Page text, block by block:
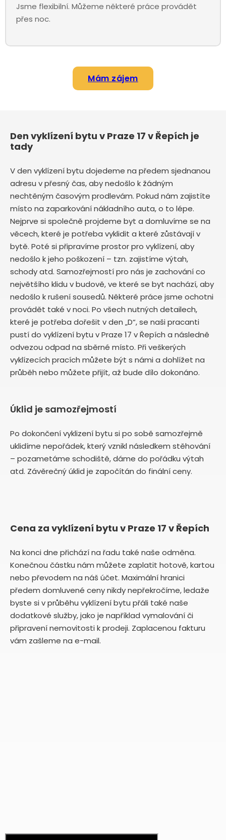
Jsme flexibilní. Můžeme některé práce provádět
přes noc.
Mám zájem
Den vyklízení bytu v Praze 17 v Řepích je
tady
V den vyklízení bytu dojedeme na předem sjednanou
adresu v přesný čas, aby nedošlo k žádným
nechtěným časovým prodlevám. Pokud nám zajistíte
místo na zaparkování nákladního auta, o to lépe.
Nejprve si společně projdeme byt a domluvíme se na
věcech, které je potřeba vyklidit a které zůstávají v
bytě. Poté si připravíme prostor pro vyklízení, aby
nedošlo k jeho poškození – tzn. zajistíme výtah,
schody atd. Samozřejmostí pro nás je zachování co
největšího klidu v budově, ve které se byt nachází, aby
nedošlo k rušení sousedů. Některé práce jsme ochotni
provádět také v noci. Po všech nutných detailech,
které je potřeba dořešit v den „D“, se naši pracanti
pustí do vyklízení bytu v Praze 17 v Řepích a následně
odvezou odpad na sběrné místo. Při veškerých
vyklízecích pracích můžete být s námi a dohlížet na
průběh nebo můžete přijít, až bude dílo dokonáno.
Úklid je samozřejmostí
Po dokončení vyklizení bytu si po sobě samozřejmě
uklidíme nepořádek, který vznikl následkem stěhování
– pozametáme schodiště, dáme do pořádku výtah
atd. Závěrečný úklid je započítán do finální ceny.
Cena za vyklízení bytu v Praze 17 v Řepích
Na konci dne přichází na řadu také naše odměna.
Konečnou částku nám můžete zaplatit hotově, kartou
nebo převodem na náš účet. Maximální hranici
předem domluvené ceny nikdy nepřekročíme, ledaže
byste si v průběhu vyklízení bytu přáli také naše
dodatkové služby, jako je například vymalování či
připravení nemovitosti k prodeji. Zaplacenou fakturu
vám zašleme na e-mail.